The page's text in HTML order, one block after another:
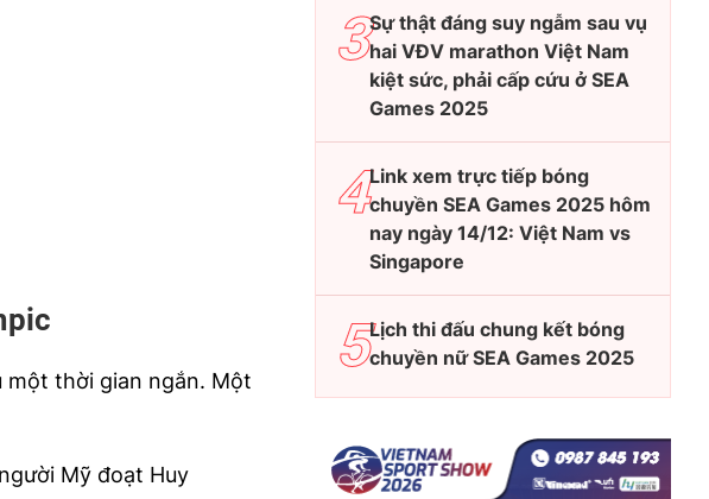
một thời gian ngắn. Một
Mỹ đoạt Huy
Sự thật đáng suy ngẫm sau vụ
hai VĐV marathon Việt Nam
kiệt sức, phải cấp cứu ở SEA
Games 2025
Link xem trực tiếp bóng
chuyền SEA Games 2025 hôm
nay ngày 14/12: Việt Nam vs
Singapore
Lịch thi đấu chung kết bóng
chuyền nữ SEA Games 2025